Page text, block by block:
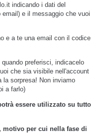
indicando i dati del
e il messaggio che vuoi
e a te una email con il codice
preferisci, indicacelo
che sia visibile nell'account
la sorpresa! Non inviamo
a farlo)
essere utilizzato su tutto
per cui nella fase di